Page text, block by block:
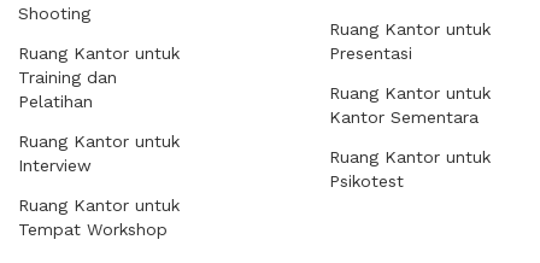
Shooting
Ruang Kantor untuk
Training dan
Pelatihan
Ruang Kantor untuk
Interview
Ruang Kantor untuk
Tempat Workshop
Ruang Kantor untuk
Presentasi
Ruang Kantor untuk
Kantor Sementara
Ruang Kantor untuk
Psikotest